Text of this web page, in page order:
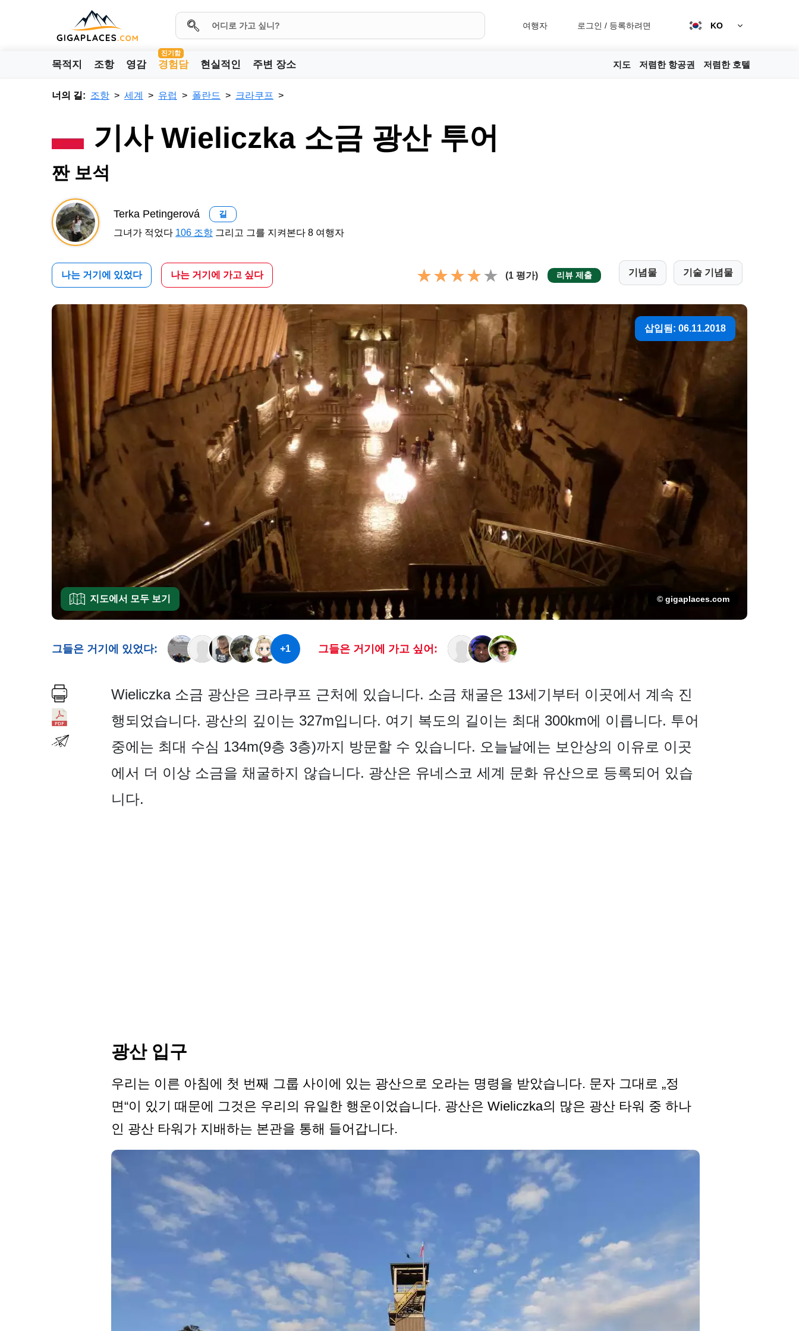
여행자 로그인 / 등록하려면 KO
목적지 조항 영감
진기함
경험담 현실적인 주변 장소 지도 저렴한 항공권 저렴한 호텔
너의 길: 조항 세계 유럽 폴란드 크라쿠프
기사 Wieliczka 소금 광산 투어
짠 보석
Terka Petingerová 길
그녀가 적었다 106 조항 그리고 그를 지켜본다 8 여행자
나는 거기에 있었다 나는 거기에 가고 싶다 (1 평가) 리뷰 제출 기념물 기술 기념물
삽입됨: 06.11.2018
지도에서 모두 보기 © gigaplaces.com
그들은 거기에 있었다: +1 그들은 거기에 가고 싶어:
Wieliczka 소금 광산은 크라쿠프 근처에 있습니다. 소금 채굴은 13세기부터 이곳에서 계속 진
행되었습니다. 광산의 깊이는 327m입니다. 여기 복도의 길이는 최대 300km에 이릅니다. 투어
중에는 최대 수심 134m(9층 3층)까지 방문할 수 있습니다. 오늘날에는 보안상의 이유로 이곳
에서 더 이상 소금을 채굴하지 않습니다. 광산은 유네스코 세계 문화 유산으로 등록되어 있습
니다.
광산 입구
우리는 이른 아침에 첫 번째 그룹 사이에 있는 광산으로 오라는 명령을 받았습니다. 문자 그대로 „정
면“이 있기 때문에 그것은 우리의 유일한 행운이었습니다. 광산은 Wieliczka의 많은 광산 타워 중 하나
인 광산 타워가 지배하는 본관을 통해 들어갑니다.